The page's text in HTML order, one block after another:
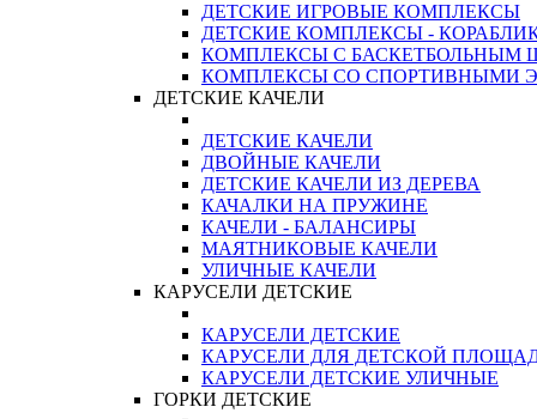
ДЕТСКИЕ ИГРОВЫЕ КОМПЛЕКСЫ
ДЕТСКИЕ КОМПЛЕКСЫ -
КОМПЛЕКСЫ С БАСКЕТБОЛЬНЫМ
КОМПЛЕКСЫ СО СПОРТИВНЫМИ
ДЕТСКИЕ КАЧЕЛИ
ДЕТСКИЕ КАЧЕЛИ
ДВОЙНЫЕ КАЧЕЛИ
ДЕТСКИЕ КАЧЕЛИ ИЗ ДЕРЕВА
КАЧАЛКИ НА ПРУЖИНЕ
КАЧЕЛИ - БАЛАНСИРЫ
МАЯТНИКОВЫЕ КАЧЕЛИ
УЛИЧНЫЕ КАЧЕЛИ
КАРУСЕЛИ ДЕТСКИЕ
КАРУСЕЛИ ДЕТСКИЕ
КАРУСЕЛИ ДЛЯ ДЕТСКОЙ
КАРУСЕЛИ ДЕТСКИЕ УЛИЧНЫЕ
ГОРКИ ДЕТСКИЕ